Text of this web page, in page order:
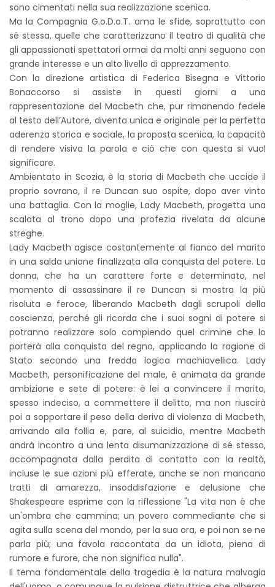
sono cimentati nella sua realizzazione scenica.
Ma la Compagnia G.o.D.o.T. ama le sfide, soprattutto con
sé stessa, quelle che caratterizzano il teatro di qualità che
gli appassionati spettatori ormai da molti anni seguono con
grande interesse e un alto livello di apprezzamento.
Con la direzione artistica di Federica Bisegna e Vittorio
Bonaccorso si assiste in questi giorni a una
rappresentazione del Macbeth che, pur rimanendo fedele
al testo dell’Autore, diventa unica e originale per la perfetta
aderenza storica e sociale, la proposta scenica, la capacità
di rendere visiva la parola e ciò che con questa si vuol
significare.
Ambientato in Scozia, è la storia di Macbeth che uccide il
proprio sovrano, il re Duncan suo ospite, dopo aver vinto
una battaglia. Con la moglie, Lady Macbeth, progetta una
scalata al trono dopo una profezia rivelata da alcune
streghe.
Lady Macbeth agisce costantemente al fianco del marito
in una salda unione finalizzata alla conquista del potere. La
donna, che ha un carattere forte e determinato, nel
momento di assassinare il re Duncan si mostra la più
risoluta e feroce, liberando Macbeth dagli scrupoli della
coscienza, perché gli ricorda che i suoi sogni di potere si
potranno realizzare solo compiendo quel crimine che lo
porterà alla conquista del regno, applicando la ragione di
Stato secondo una fredda logica machiavellica. Lady
Macbeth, personificazione del male, è animata da grande
ambizione e sete di potere: è lei a convincere il marito,
spesso indeciso, a commettere il delitto, ma non riuscirà
poi a sopportare il peso della deriva di violenza di Macbeth,
arrivando alla follia e, pare, al suicidio, mentre Macbeth
andrà incontro a una lenta disumanizzazione di sé stesso,
accompagnata dalla perdita di contatto con la realtà,
incluse le sue azioni più efferate, anche se non mancano
tratti di amarezza, insoddisfazione e delusione che
Shakespeare esprime con la riflessione "La vita non è che
un'ombra che cammina; un povero commediante che si
agita sulla scena del mondo, per la sua ora, e poi non se ne
parla più; una favola raccontata da un idiota, piena di
rumore e furore, che non significa nulla".
Il tema fondamentale della tragedia è la natura malvagia